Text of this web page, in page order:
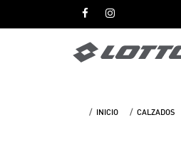
INICIO CALZADOS